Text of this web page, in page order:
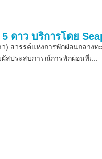
ดาว บริการโดย
สวรรค์แห่งการพักผ่อนกลาง
สประสบการณ์การพักผ่อนที่เ...